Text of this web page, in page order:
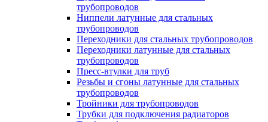
трубопроводов
Ниппели латунные для стальных
трубопроводов
Переходники для стальных трубопроводов
Переходники латунные для стальных
трубопроводов
Пресс-втулки для труб
Резьбы и сгоны латунные для стальных
трубопроводов
Тройники для трубопроводов
Трубки для подключения радиаторов